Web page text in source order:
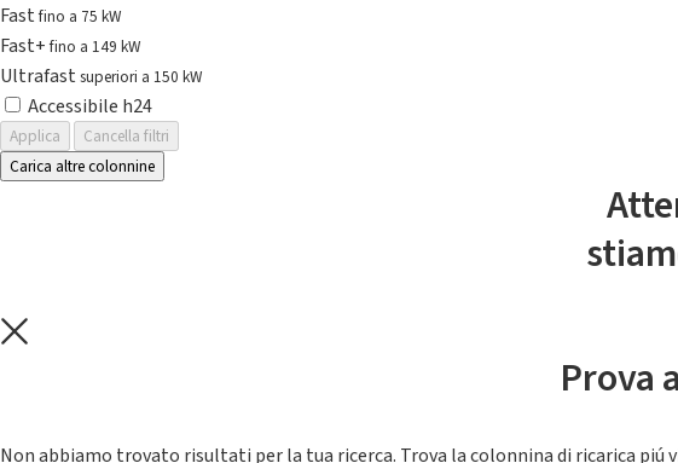
Fastfino a 75 kW
Fast+fino a 149 kW
Ultrafast superiori a 150 kW
Accessibile h24
Applica
Cancella filtri
Carica altre colonnine
Prova
Non abbiamo trovato risultati per la tua ricerca. Trova la colonnina di ricarica piú